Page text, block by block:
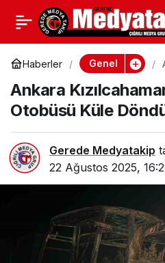
Haberler Genel
Ankara
Otobüsü Küle
Gerede Medyatakip
22 Ağustos 2025,
Ankara Mamak’ta
Kontrolden Çıkan Araç
Çaya Düştü